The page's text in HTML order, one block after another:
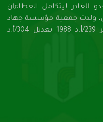
الغادر ليتكامل العطاءان
ولدت جمعية مؤسسة جهاد
البناء الإنمائيّة، بموجب علم وخبر 239/أ.د 1988 تعديل 304/أ.د